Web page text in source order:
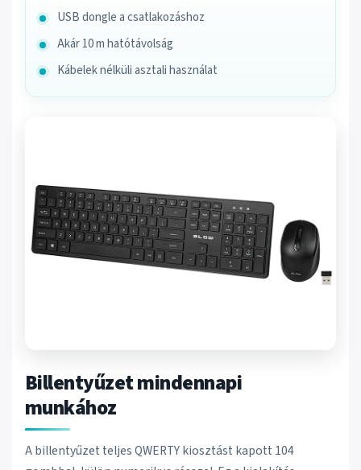
USB dongle a csatlakozáshoz
Akár 10 m hatótávolság
Kábelek nélküli asztali használat
Billentyűzet mindennapi
munkához
A billentyűzet teljes QWERTY kiosztást kapott 104